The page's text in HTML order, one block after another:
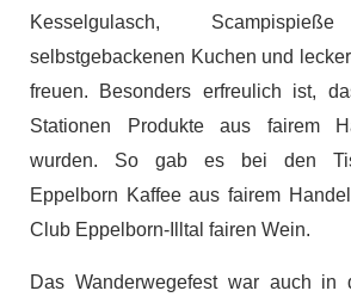
Kesselgulasch,
selbstgebackenen Kuchen und
freuen. Besonders erfreulich ist,
Stationen Produkte aus fairem
wurden. So gab es bei den
Eppelborn Kaffee aus fairem
Club Eppelborn-Illtal fairen Wein.
Das Wanderwegefest war auch in